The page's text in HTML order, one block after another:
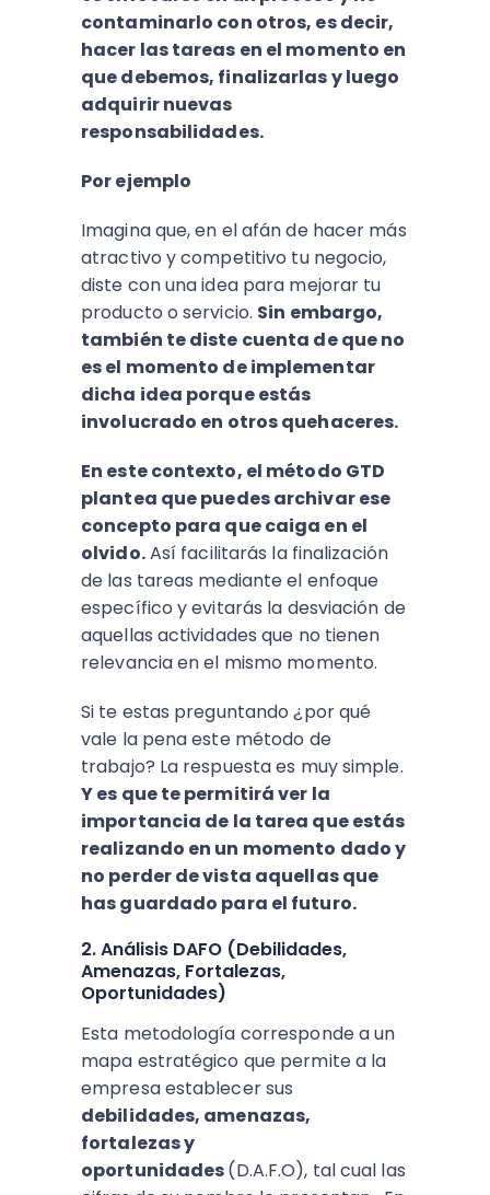
contaminarlo con otros, es decir,
hacer las tareas en el momento en
que debemos, finalizarlas y luego
adquirir nuevas
responsabilidades.
Por ejemplo
Imagina que, en el afán de hacer más
atractivo y competitivo tu negocio,
diste con una idea para mejorar tu
producto o servicio. Sin embargo,
también te diste cuenta de que no
es el momento de implementar
dicha idea porque estás
involucrado en otros quehaceres.
En este contexto, el método GTD
plantea que puedes archivar ese
concepto para que caiga en el
olvido.Así facilitarás la finalización
de las tareas mediante el enfoque
específico y evitarás la desviación de
aquellas actividades que no tienen
relevancia en el mismo momento.
Si te estas preguntando ¿por qué
vale la pena este método de
trabajo? La respuesta es muy simple.
Y es que te permitirá ver la
importancia de la tarea que estás
realizando en un momento dado y
no perder de vista aquellas que
has guardado para el futuro.
2. Análisis DAFO (Debilidades,
Amenazas, Fortalezas,
Oportunidades)
Esta metodología corresponde a un
mapa estratégico que permite a la
empresa establecer sus
debilidades, amenazas,
fortalezas y
oportunidades(D.A.F.O), tal cual las